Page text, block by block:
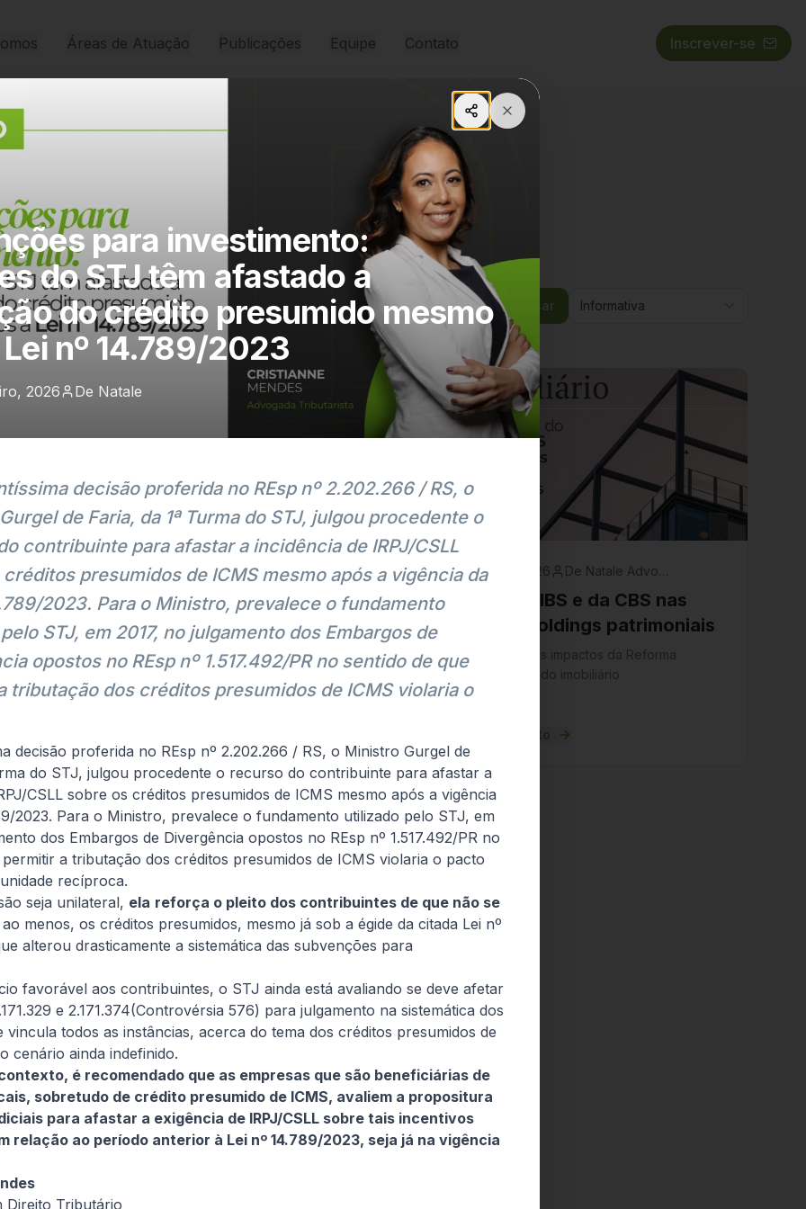
Áreas de Atuação Publicações Equipe Contato Inscrever-se
Pesquisar Informativa
Informativa
4 de agosto, 2026 De Natale Advogados
MP do Frete Mínimo
Quais os impactos e as mudanças no transporte
Senado da Medida Provisória nº 1.343/2026?
Informativa
4 de agosto, 2026
Impactos do IBS e da CBS nas
locações e holdings patrimoniais
Confira os principais impactos da Reforma
Tributária no mercado imobiliário
Ler artigo completo
Informativa
4 de agosto, 2026 De Natale Advogados
O jurídico deixou de ser centro de
custo: como transformá-lo em
gerador de resultado para as
empresas
Cenário cada vez mais complexo, com reformas e
aumento da competitividade, exige que jurídicos
se modernizem constantemente e assumam papel
estratégico nos negócios
para investimento:
do STJ têm afastado a
do crédito presumido mesmo
nº 14.789/2023
2026 De Natale
decisão proferida no REsp nº 2.202.266 / RS, o
de Faria, da 1ª Turma do STJ, julgou procedente o
contribuinte para afastar a incidência de IRPJ/CSLL
presumidos de ICMS mesmo após a vigência da
2023. Para o Ministro, prevalece o fundamento
STJ, em 2017, no julgamento dos Embargos de
opostos no REsp nº 1.517.492/PR no sentido de que
tributação dos créditos presumidos de ICMS violaria o
decisão proferida no REsp nº 2.202.266 / RS, o Ministro Gurgel de
do STJ, julgou procedente o recurso do contribuinte para afastar a
CSLL sobre os créditos presumidos de ICMS mesmo após a vigência
2023. Para o Ministro, prevalece o fundamento utilizado pelo STJ, em
dos Embargos de Divergência opostos no REsp nº 1.517.492/PR no
a tributação dos créditos presumidos de ICMS violaria o pacto
recíproca.
seja unilateral, ela reforça o pleito dos contribuintes de que não se
ao menos, os créditos presumidos, mesmo já sob a égide da citada Lei nº
alterou drasticamente a sistemática das subvenções para
favorável aos contribuintes, o STJ ainda está avaliando se deve afetar
e 2.171.374(Controvérsia 576) para julgamento na sistemática dos
vincula todos as instâncias, acerca do tema dos créditos presumidos de
cenário ainda indefinido.
é recomendado que as empresas que são beneficiárias de
sobretudo de crédito presumido de ICMS, avaliem a propositura
para afastar a exigência de IRPJ/CSLL sobre tais incentivos
relação ao período anterior à Lei nº 14.789/2023, seja já na vigência
Direito Tributário